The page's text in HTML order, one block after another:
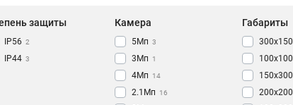
защиты
IP56 2
IP44 3
Камера
5Мп 3
3Мп 1
4Мп 14
2.1Мп 16
Габариты
300х150
100х100
150х300
200х200